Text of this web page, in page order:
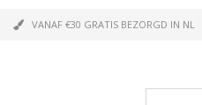
VANAF €30 GRATIS BEZORGD IN NL